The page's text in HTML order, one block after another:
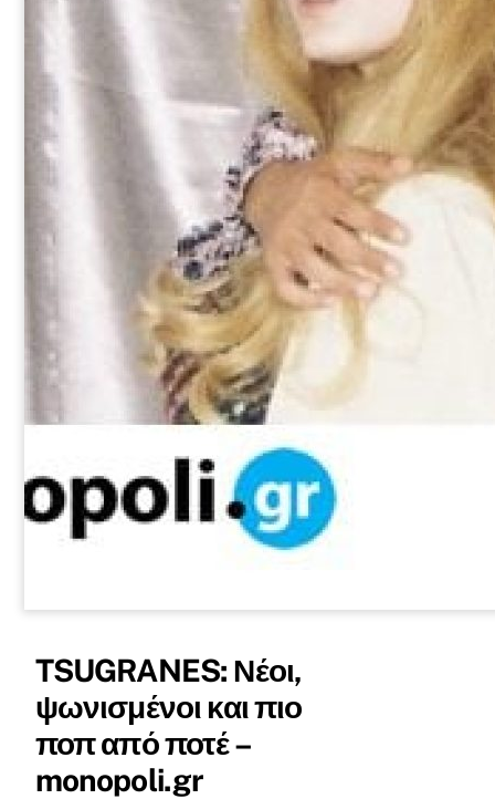
TSUGRANES: Νέοι,
ψωνισμένοι και πιο
ποπ από ποτέ –
monopoli.gr